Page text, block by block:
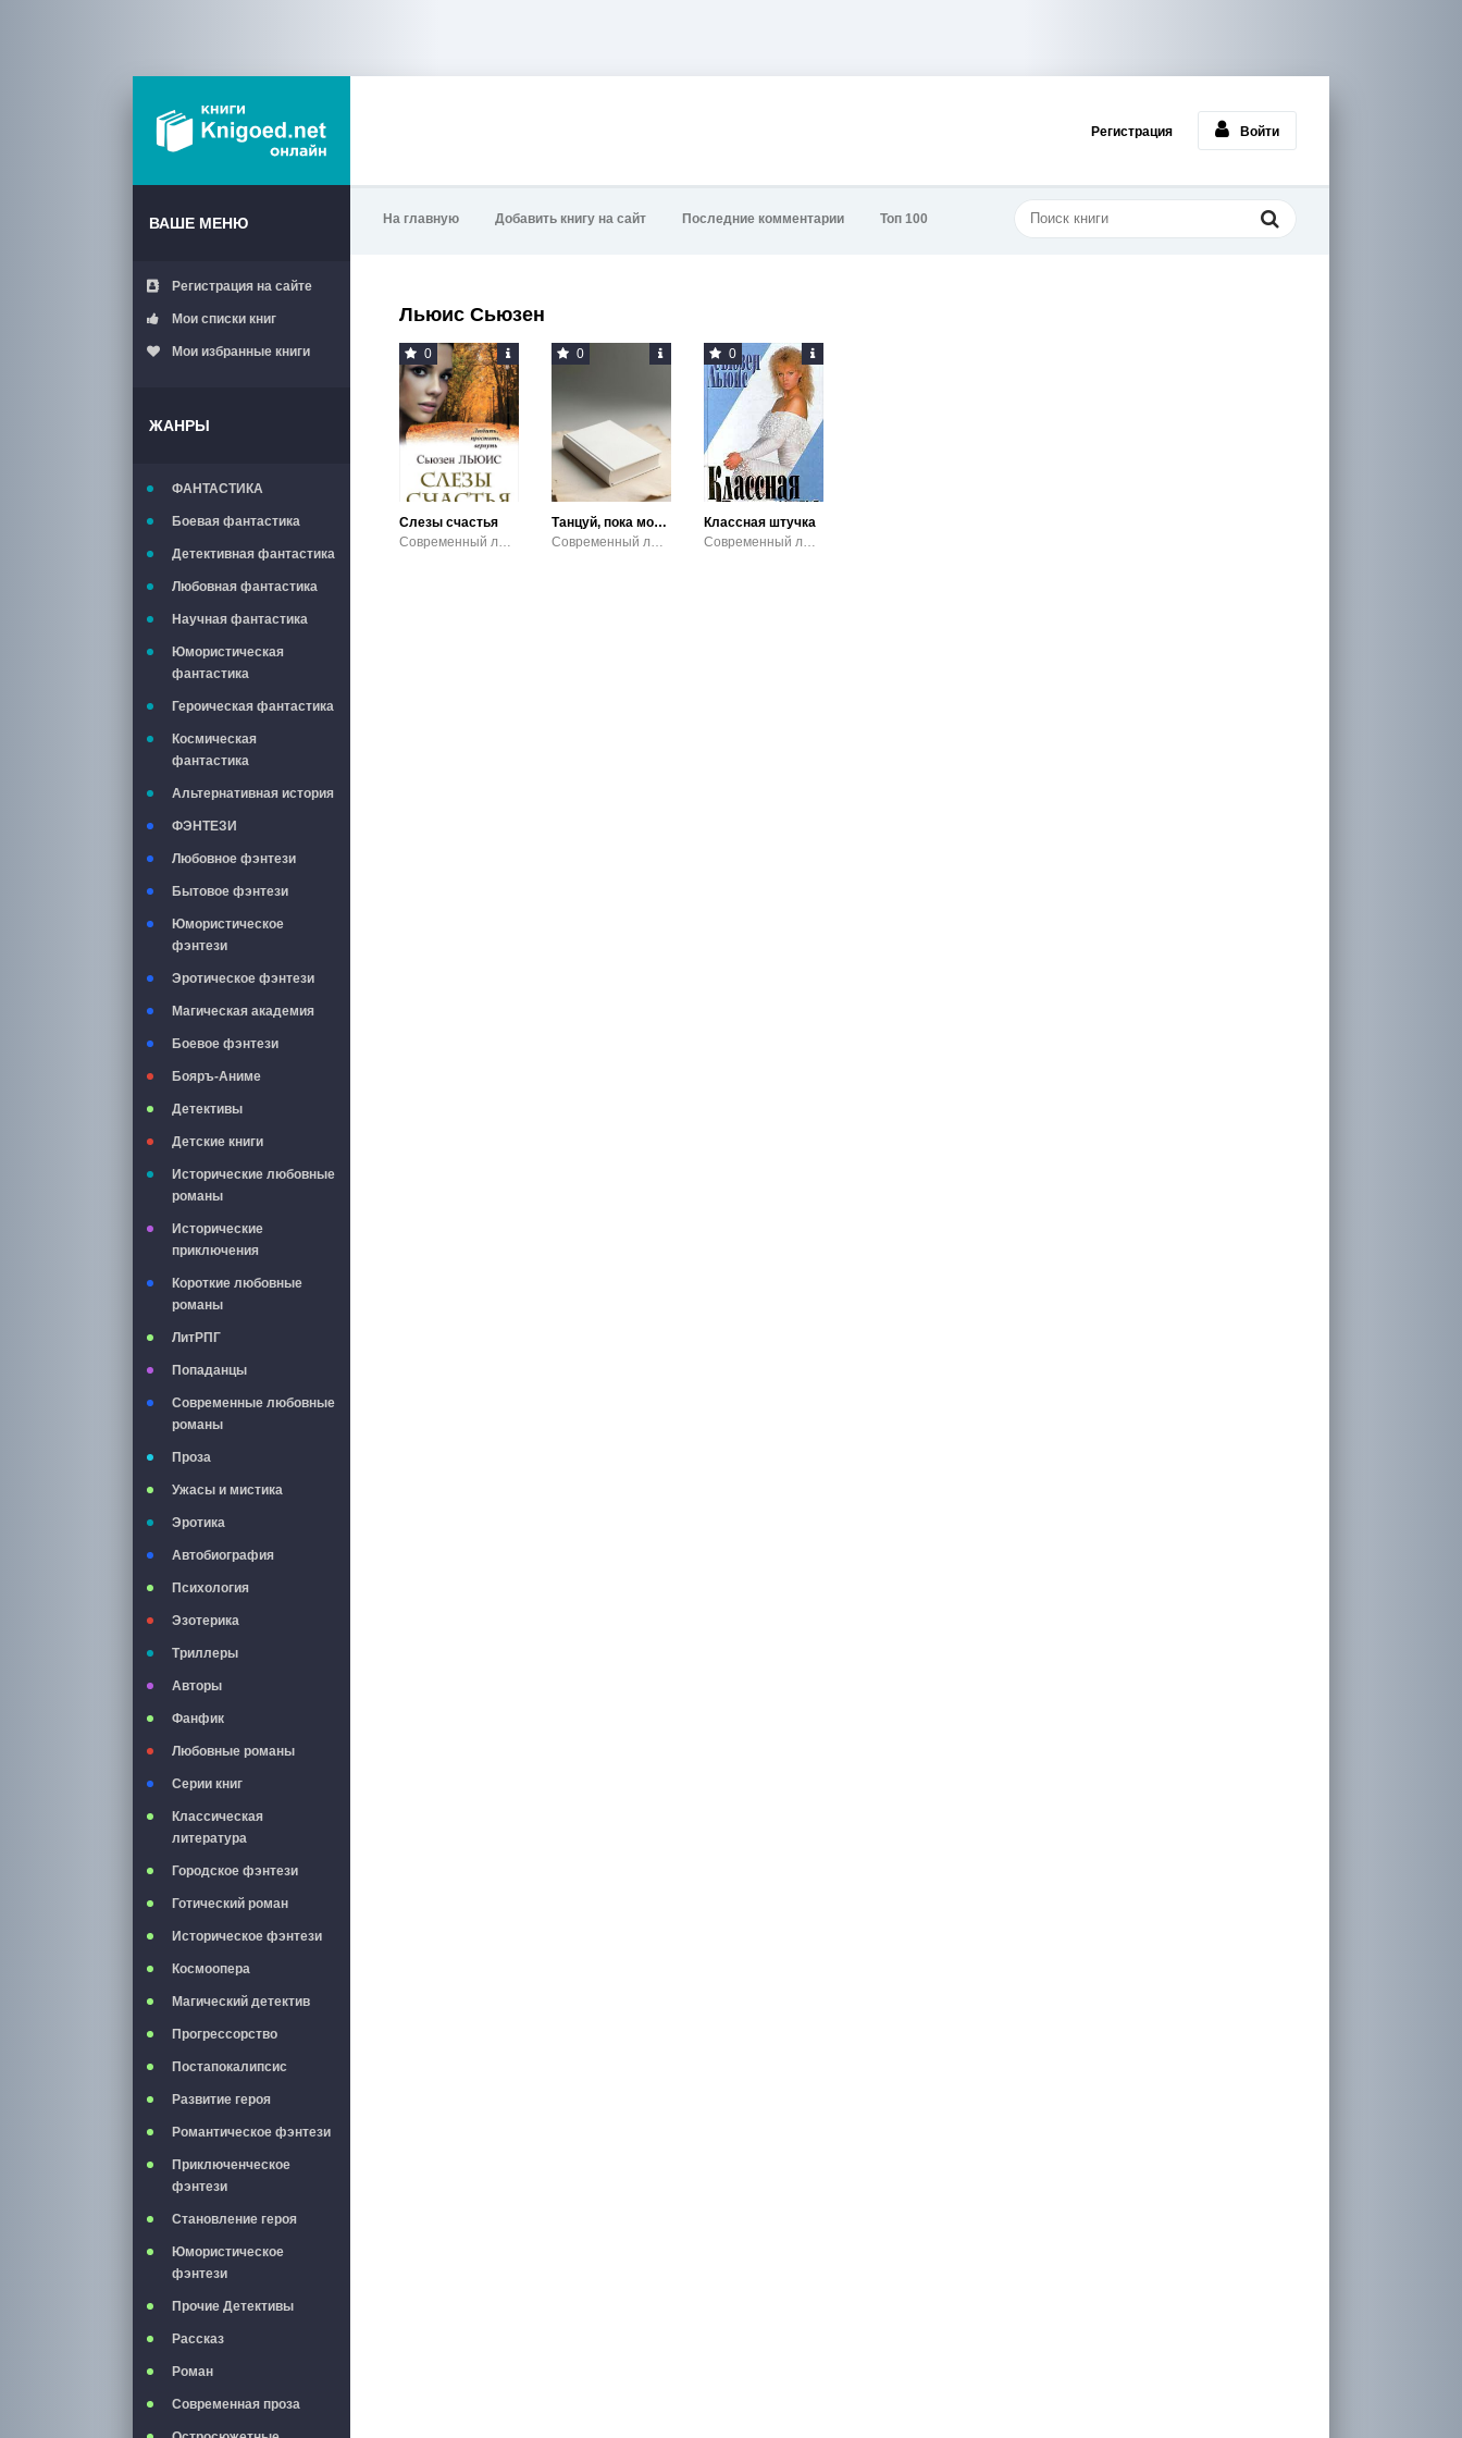
Регистрация Войти
ВАШЕ МЕНЮ
Регистрация на сайте
Мои списки книг
Мои избранные книги
ЖАНРЫ
ФАНТАСТИКА
Боевая фантастика
Детективная фантастика
Любовная фантастика
Научная фантастика
Юмористическая
фантастика
Героическая фантастика
Космическая
фантастика
Альтернативная история
ФЭНТЕЗИ
Любовное фэнтези
Бытовое фэнтези
Юмористическое
фэнтези
Эротическое фэнтези
Магическая академия
Боевое фэнтези
Бояръ-Аниме
Детективы
Детские книги
Исторические любовные
романы
Исторические
приключения
Короткие любовные
романы
ЛитРПГ
Попаданцы
Современные любовные
романы
Проза
Ужасы и мистика
Эротика
Автобиография
Психология
Эзотерика
Триллеры
Авторы
Фанфик
Любовные романы
Серии книг
Классическая
литература
Городское фэнтези
Готический роман
Историческое фэнтези
Космоопера
Магический детектив
Прогрессорство
Постапокалипсис
Развитие героя
Романтическое фэнтези
Приключенческое
фэнтези
Становление героя
Юмористическое
фэнтези
Прочие Детективы
Рассказ
Роман
Современная проза
На главную Добавить книгу на сайт Последние комментарии Топ 100
Льюис Сьюзен
0
Слезы счастья
Современный любовный роман
0
Танцуй, пока можешь
Современный любовный роман
0
Классная штучка
Современный любовный роман